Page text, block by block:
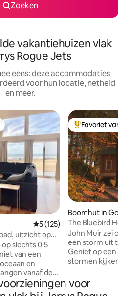
Zoeken
vakantiehuizen vlak
Rogue Jets
eens: deze accommodaties
voor hun locatie, netheid
en meer.
Gemiddelde beoordeling
5 (125)
uitzicht op
slechts 0,5
van een
en
vanaf de
voor 6 personen
Topfavoriet van
Favoriet van
Boomhut in Gold
The Bluebird
John Muir zei
een storm uit te
Geniet op een
stormen kijken
zwaai van de
tegen de
voor